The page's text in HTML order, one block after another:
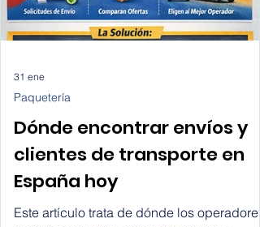
Dónde encontrar envíos y
clientes de transporte en
España hoy
Paquetería